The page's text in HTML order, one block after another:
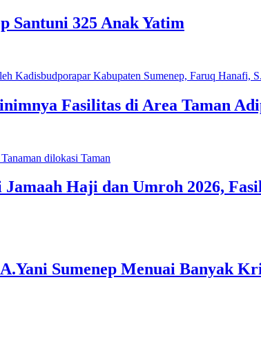
Santuni 325 Anak Yatim
Fasilitas di Area Taman
Haji dan Umroh 2026,
Sumenep Menuai Banyak